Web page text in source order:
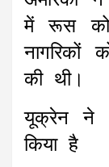
में रूस को
नागरिकों
की थी।
यूक्रेन ने
किया है